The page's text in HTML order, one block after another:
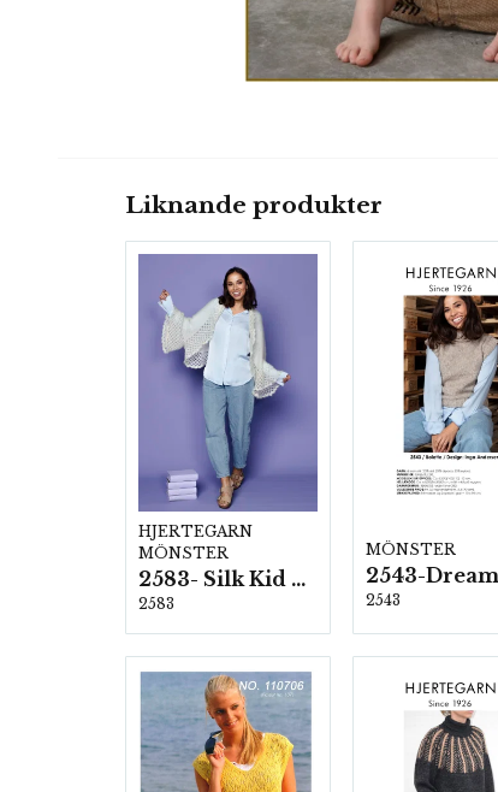
Liknande produkter
HJERTEGARN
MÖNSTER
2583- Silk Kid Mohair
2583
MÖNSTER
2543-
2543